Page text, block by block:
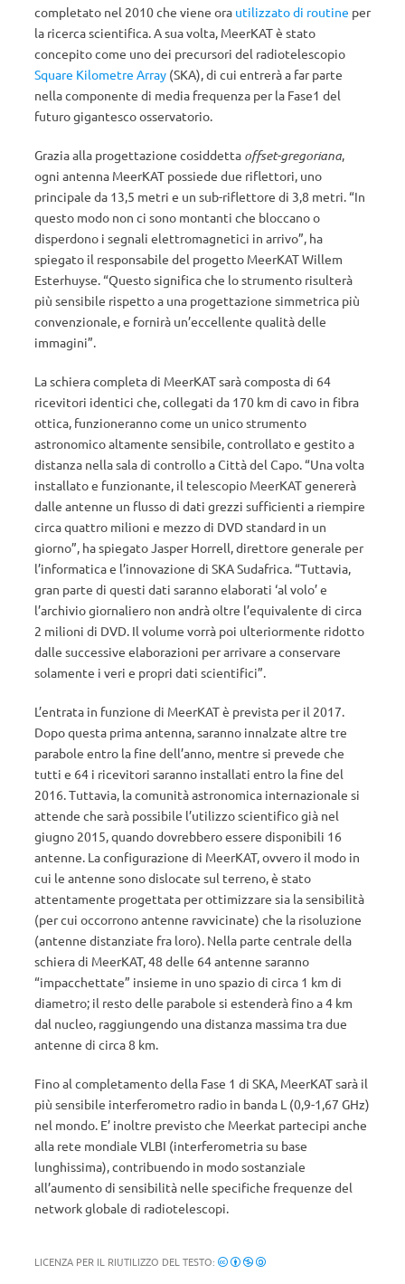
completato nel 2010 che viene ora utilizzato di routine per
la ricerca scientifica. A sua volta, MeerKAT è stato
concepito come uno dei precursori del radiotelescopio
Square Kilometre Array (SKA), di cui entrerà a far parte
nella componente di media frequenza per la Fase1 del
futuro gigantesco osservatorio.
Grazia alla progettazione cosiddetta offset-gregoriana,
ogni antenna MeerKAT possiede due riflettori, uno
principale da 13,5 metri e un sub-riflettore di 3,8 metri. “In
questo modo non ci sono montanti che bloccano o
disperdono i segnali elettromagnetici in arrivo”, ha
spiegato il responsabile del progetto MeerKAT Willem
Esterhuyse. “Questo significa che lo strumento risulterà
più sensibile rispetto a una progettazione simmetrica più
convenzionale, e fornirà un’eccellente qualità delle
immagini”.
La schiera completa di MeerKAT sarà composta di 64
ricevitori identici che, collegati da 170 km di cavo in fibra
ottica, funzioneranno come un unico strumento
astronomico altamente sensibile, controllato e gestito a
distanza nella sala di controllo a Città del Capo. “Una volta
installato e funzionante, il telescopio MeerKAT genererà
dalle antenne un flusso di dati grezzi sufficienti a riempire
circa quattro milioni e mezzo di DVD standard in un
giorno”, ha spiegato Jasper Horrell, direttore generale per
l’informatica e l’innovazione di SKA Sudafrica. “Tuttavia,
gran parte di questi dati saranno elaborati ‘al volo’ e
l’archivio giornaliero non andrà oltre l’equivalente di circa
2 milioni di DVD. Il volume vorrà poi ulteriormente ridotto
dalle successive elaborazioni per arrivare a conservare
solamente i veri e propri dati scientifici”.
L’entrata in funzione di MeerKAT è prevista per il 2017.
Dopo questa prima antenna, saranno innalzate altre tre
parabole entro la fine dell’anno, mentre si prevede che
tutti e 64 i ricevitori saranno installati entro la fine del
2016. Tuttavia, la comunità astronomica internazionale si
attende che sarà possibile l’utilizzo scientifico già nel
giugno 2015, quando dovrebbero essere disponibili 16
antenne. La configurazione di MeerKAT, ovvero il modo in
cui le antenne sono dislocate sul terreno, è stato
attentamente progettata per ottimizzare sia la sensibilità
(per cui occorrono antenne ravvicinate) che la risoluzione
(antenne distanziate fra loro). Nella parte centrale della
schiera di MeerKAT, 48 delle 64 antenne saranno
“impacchettate” insieme in uno spazio di circa 1 km di
diametro; il resto delle parabole si estenderà fino a 4 km
dal nucleo, raggiungendo una distanza massima tra due
antenne di circa 8 km.
Fino al completamento della Fase 1 di SKA, MeerKAT sarà il
più sensibile interferometro radio in banda L (0,9-1,67 GHz)
nel mondo. E’ inoltre previsto che Meerkat partecipi anche
alla rete mondiale VLBI (interferometria su base
lunghissima), contribuendo in modo sostanziale
all’aumento di sensibilità nelle specifiche frequenze del
network globale di radiotelescopi.
LICENZA PER IL RIUTILIZZO DEL TESTO: